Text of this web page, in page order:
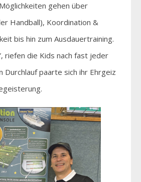
gehen über
Handball), Koordination &
bis hin zum Ausdauertraining.
riefen die Kids nach fast jeder
Durchlauf paarte sich ihr Ehrgeiz